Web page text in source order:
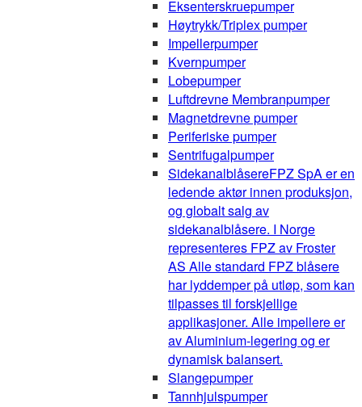
Eksenterskruepumper
Høytrykk/Triplex pumper
Impellerpumper
Kvernpumper
Lobepumper
Luftdrevne Membranpumper
Magnetdrevne pumper
Periferiske pumper
Sentrifugalpumper
SidekanalblåsereFPZ SpA er en
ledende aktør innen produksjon,
og globalt salg av
sidekanalblåsere. I Norge
representeres FPZ av Froster
AS Alle standard FPZ blåsere
har lyddemper på utløp, som kan
tilpasses til forskjellige
applikasjoner. Alle impellere er
av Aluminium-legering og er
dynamisk balansert.
Slangepumper
Tannhjulspumper